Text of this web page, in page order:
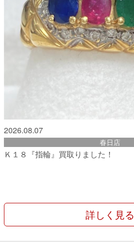
2026.08.07
春日店
Ｋ１８『指輪』買取りました！
詳しく見る